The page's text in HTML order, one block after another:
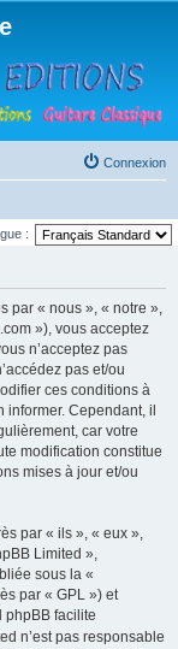
Connexion
:
par « nous », « notre »,
»), vous acceptez
n’acceptez pas
pas et/ou
ces conditions à
Cependant, il
car votre
modification constitue
mises à jour et/ou
par « ils », « eux »,
Limited »,
sous la «
par « GPL ») et
phpBB facilite
n’est pas responsable